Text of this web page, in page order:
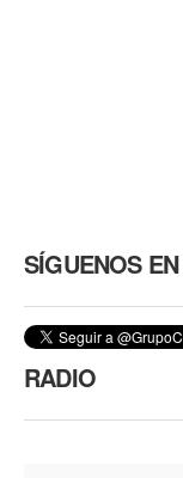
SÍGUENOS
RADIO